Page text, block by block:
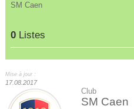
SM Caen
0 Listes
Mise à jour :
17.08.2017
Club
SM Caen